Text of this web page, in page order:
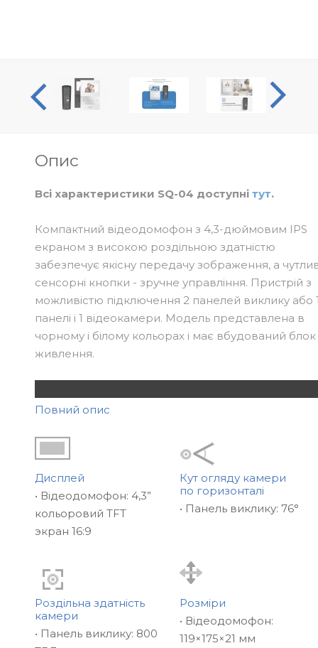
Опис
Всі характеристики SQ-04 доступнітут.
Компактний відеодомофон з 4,3-дюймовим IPS
екраном з високою роздільною здатністю
забезпечує якісну передачу зображення, а
сенсорні кнопки - зручне управління. Пристрій з
можливістю підключення 2 панелей виклику або
панелі і 1 відеокамери. Модель представлена в
чорному і білому кольорах і має вбудований блок
живлення.
Повний опис
Дисплей
• Вiдеодомофон: 4,3”
кольоровий TFT
экран 16:9
Кут огляду камери
по горизонталі
• Панель виклику: 76°
Роздільна здатність
камери
• Панель виклику: 800
Розміри
• Вiдеодомофон:
119×175×21 мм